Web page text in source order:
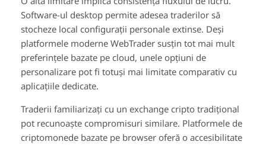
Software-ul desktop permite adesea traderilor să
stocheze local configurații personale extinse. Deși
platformele moderne WebTrader susțin tot mai mult
preferințele bazate pe cloud, unele opțiuni de
personalizare pot fi totuși mai limitate comparativ cu
aplicațiile dedicate.
Traderii familiarizați cu un exchange cripto tradițional
pot recunoaște compromisuri similare. Platformele de
criptomonede bazate pe browser oferă o accesibilitate